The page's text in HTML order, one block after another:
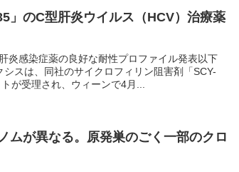
」のC型肝炎ウイルス（HCV）治療薬
炎感染症薬の良好な耐性プロファイル発表以下
スは、同社のサイクロフィリン阻害剤「SCY-
が受理され、ウィーンで4月...
ムが異なる。原発巣のごく一部のクロ